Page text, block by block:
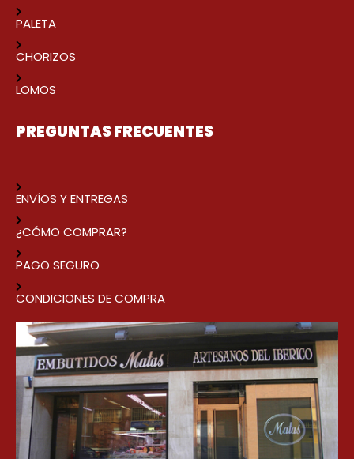
PALETA
CHORIZOS
LOMOS
PREGUNTAS FRECUENTES
ENVÍOS Y ENTREGAS
¿CÓMO COMPRAR?
PAGO SEGURO
CONDICIONES DE COMPRA